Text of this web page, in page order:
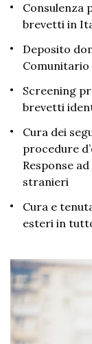
Consulenza
brevetti in
Deposito
Screening
brevetti
Cura dei
procedure
Response
stranieri
Cura e
esteri in